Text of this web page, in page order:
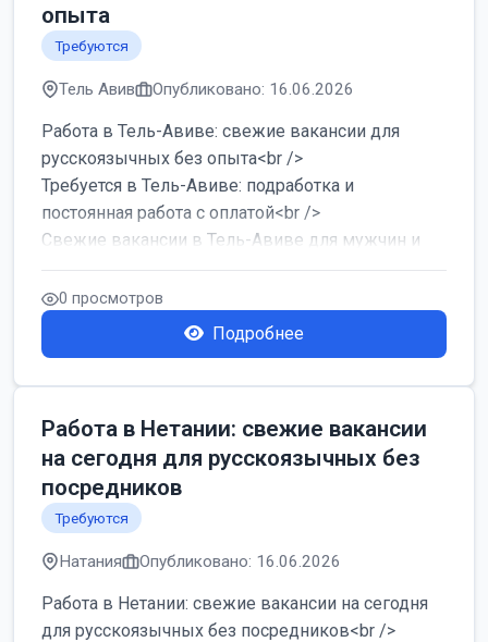
опыта
Требуются
Тель Авив Опубликовано: 16.06.2026
Работа в Тель-Авиве: свежие вакансии для
русскоязычных без опыта<br />
Требуется в Тель-Авиве: подработка и
постоянная работа с оплатой<br />
Свежие вакансии в Тель-Авиве для мужчин и
женщин от хозя...
0 просмотров
Подробнее
Работа в Нетании: свежие вакансии
на сегодня для русскоязычных без
посредников
Требуются
Натания Опубликовано: 16.06.2026
Работа в Нетании: свежие вакансии на сегодня
для русскоязычных без посредников<br />